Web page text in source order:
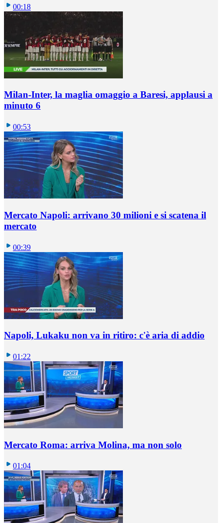
00:18
Milan-Inter, la maglia omaggio a Baresi, applausi a
minuto 6
00:53
Mercato Napoli: arrivano 30 milioni e si scatena il
mercato
00:39
Napoli, Lukaku non va in ritiro: c'è aria di addio
01:22
Mercato Roma: arriva Molina, ma non solo
01:04